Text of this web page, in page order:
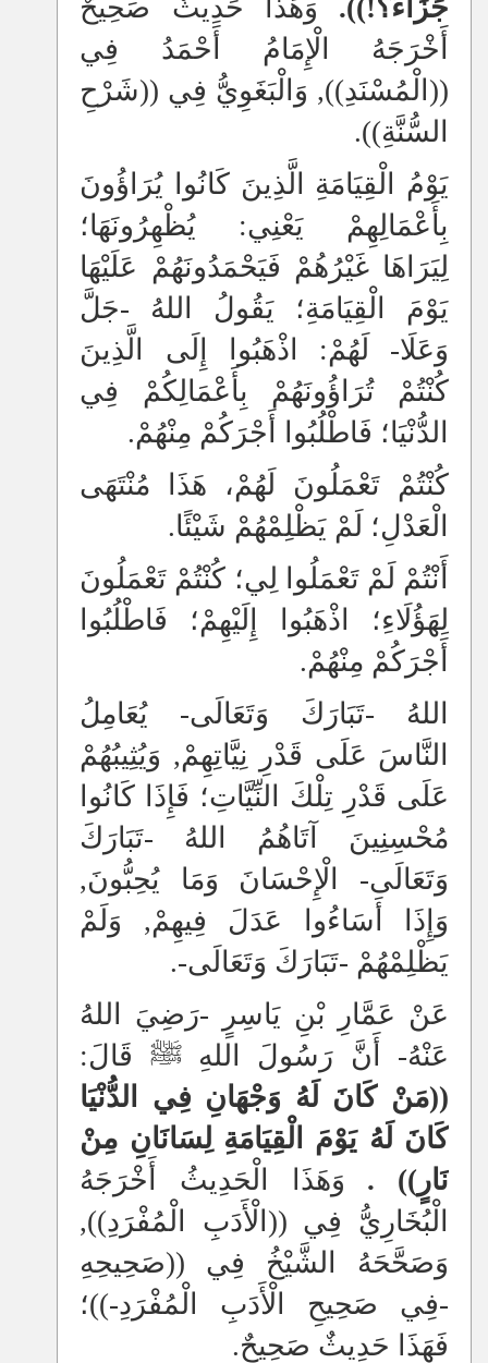
جَزَاءً؟!)). وَهَذَا حَدِيثٌ صَحِيحٌ
أَخْرَجَهُ الْإِمَامُ أَحْمَدُ فِي
((الْمُسْنَدِ)), وَالْبَغَوِيُّ فِي ((شَرْحِ
السُّنَّةِ)).
يَوْمُ الْقِيَامَةِ الَّذِينَ كَانُوا يُرَاؤُونَ
بِأَعْمَالِهِمْ يَعْنِي: يُظْهِرُونَهَا؛
لِيَرَاهَا غَيْرُهُمْ فَيَحْمَدُونَهُمْ عَلَيْهَا
يَوْمَ الْقِيَامَةِ؛ يَقُولُ اللهُ -جَلَّ
وَعَلَا- لَهُمْ: اذْهَبُوا إِلَى الَّذِينَ
كُنْتُمْ تُرَاؤُونَهُمْ بِأَعْمَالِكُمْ فِي
الدُّنْيَا؛ فَاطْلُبُوا أَجْرَكُمْ مِنْهُمْ.
كُنْتُمْ تَعْمَلُونَ لَهُمْ، هَذَا مُنْتَهَى
الْعَدْلِ؛ لَمْ يَظْلِمْهُمْ شَيْئًا.
أَنْتُمْ لَمْ تَعْمَلُوا لِي؛ كُنْتُمْ تَعْمَلُونَ
لِهَؤُلَاءِ؛ اذْهَبُوا إِلَيْهِمْ؛ فَاطْلُبُوا
أَجْرَكُمْ مِنْهُمْ.
اللهُ -تَبَارَكَ وَتَعَالَى- يُعَامِلُ
النَّاسَ عَلَى قَدْرِ نِيَّاتِهِمْ, وَيُثِيبُهُمْ
عَلَى قَدْرِ تِلْكَ النِّيَّاتِ؛ فَإِذَا كَانُوا
مُحْسِنِينَ آتَاهُمُ اللهُ -تَبَارَكَ
وَتَعَالَى- الْإِحْسَانَ وَمَا يُحِبُّونَ,
وَإِذَا أَسَاءُوا عَدَلَ فِيهِمْ, وَلَمْ
يَظْلِمْهُمْ -تَبَارَكَ وَتَعَالَى-.
عَنْ عَمَّارِ بْنِ يَاسِرٍ -رَضِيَ اللهُ
عَنْهُ- أَنَّ رَسُولَ اللهِ ﷺ قَالَ:
((مَنْ كَانَ لَهُ وَجْهَانِ فِي الدُّنْيَا
كَانَ لَهُ يَوْمَ الْقِيَامَةِ لِسَانَانِ مِنْ
نَارٍ)) . وَهَذَا الْحَدِيثُ أَخْرَجَهُ
الْبُخَارِيُّ فِي ((الْأَدَبِ الْمُفْرَدِ)),
وَصَحَّحَهُ الشَّيْخُ فِي ((صَحِيحِهِ
-فِي صَحِيحِ الْأَدَبِ الْمُفْرَدِ-))؛
فَهَذَا حَدِيثٌ صَحِيحٌ.